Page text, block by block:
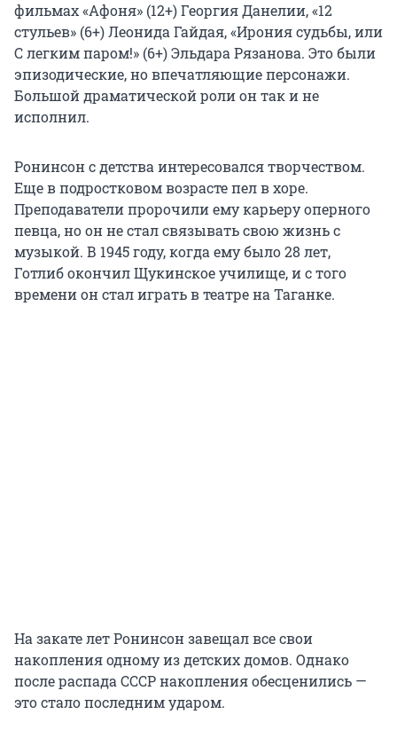
фильмах «Афоня» (12+) Георгия Данелии, «12
стульев» (6+) Леонида Гайдая, «Ирония судьбы, или
С легким паром!» (6+) Эльдара Рязанова. Это были
эпизодические, но впечатляющие персонажи.
Большой драматической роли он так и не
исполнил.
Ронинсон с детства интересовался творчеством.
Еще в подростковом возрасте пел в хоре.
Преподаватели пророчили ему карьеру оперного
певца, но он не стал связывать свою жизнь с
музыкой. В 1945 году, когда ему было 28 лет,
Готлиб окончил Щукинское училище, и с того
времени он стал играть в театре на Таганке.
На закате лет Ронинсон завещал все свои
накопления одному из детских домов. Однако
после распада СССР накопления обесценились —
это стало последним ударом.